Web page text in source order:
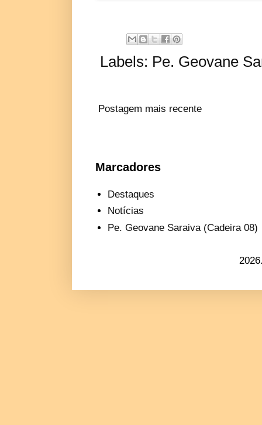
Labels: Pe. Geovane
Postagem mais recente
Marcadores
Destaques
Notícias
Pe. Geovane Saraiva (Cadeira 08)